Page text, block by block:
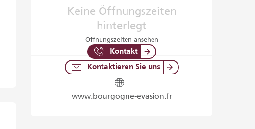
Keine Öffnungszeiten
hinterlegt
Öffnungszeiten ansehen
Kontakt
Kontaktieren Sie uns
www.bourgogne-evasion.fr